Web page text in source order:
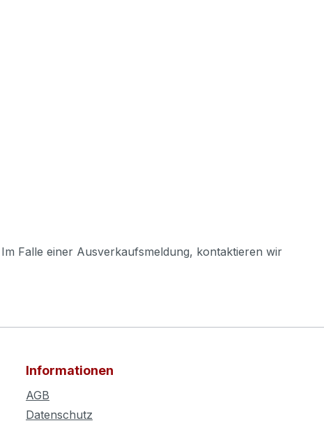
Falle einer Ausverkaufsmeldung, kontaktieren wir
Informationen
AGB
Datenschutz